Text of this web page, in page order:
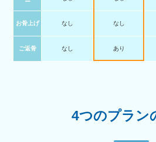
ー
お骨上げ なし なし
ご返骨 なし あり
4つのプラン